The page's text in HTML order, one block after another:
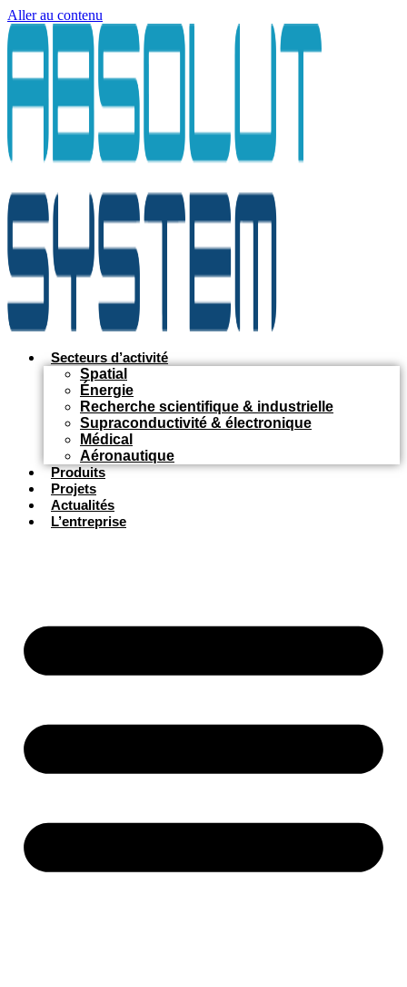
Aller au contenu
Secteurs d’activité
Spatial
Énergie
Recherche scientifique & industrielle
Supraconductivité & électronique
Médical
Aéronautique
Produits
Projets
Actualités
L’entreprise